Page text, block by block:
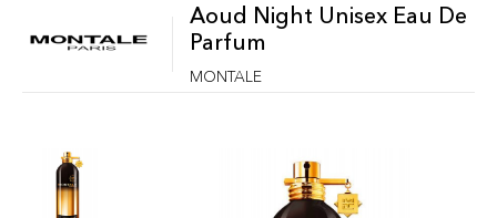
Aoud Night Unisex Eau De
Parfum
MONTALE